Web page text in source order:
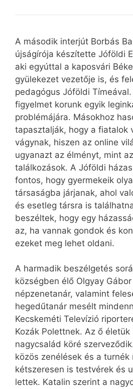
A második interjút Borbás
újságírója készítette Jóföldi
aki egyúttal a kaposvári
gyülekezet vezetője is, és
pedagógus Jóföldi
figyelmet korunk egyik
problémájára. Másokhoz
tapasztalják, hogy a fiatalok
vágynak, hiszen az online
ugyanazt az élményt, mint
találkozások. A Jóföldi
fontos, hogy gyermekeik
társaságba járjanak, ahol
és esetleg társra is
beszéltek, hogy egy
az, ha vannak gondok és
ezeket meg lehet oldani.
A harmadik beszélgetés
községben élő Olgyay
népzenetanár, valamint
hegedűtanár mesélt
Kecskeméti Televízió
Kozák Polettnek. Az ő életük
nagycsalád köré
közös zenélések és a turnék
kétszeresen is testvérek és
lettek. Katalin szerint a